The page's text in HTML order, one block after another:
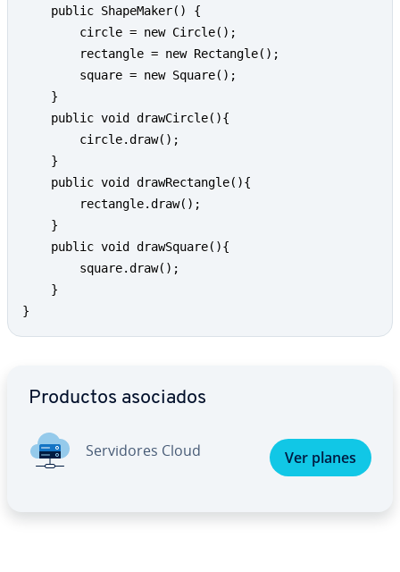
}
Productos asociados
Se­r­vi­do­res Cloud Ver planes